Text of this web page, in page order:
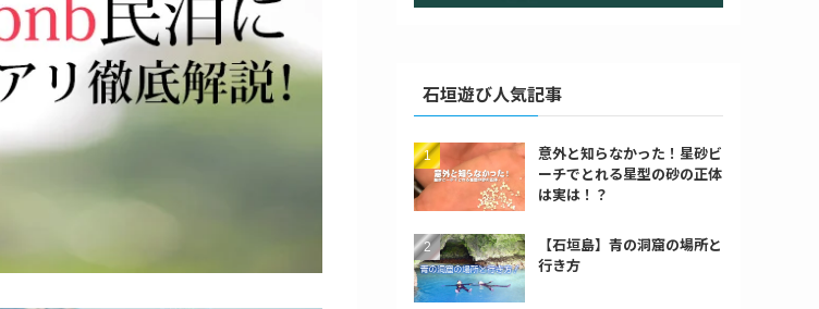
石垣遊び人気記事
意外と知らなかった！星砂ビ
ーチでとれる星型の砂の正体
は実は！？
【石垣島】青の洞窟の場所と
行き方